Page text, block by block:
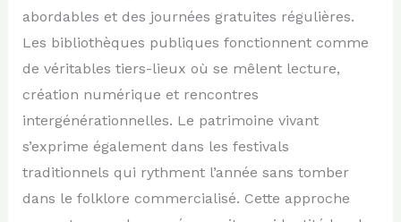
abordables et des journées gratuites régulières.
Les bibliothèques publiques fonctionnent comme
de véritables tiers-lieux où se mêlent lecture,
création numérique et rencontres
intergénérationnelles. Le patrimoine vivant
s’exprime également dans les festivals
traditionnels qui rythment l’année sans tomber
dans le folklore commercialisé. Cette approche